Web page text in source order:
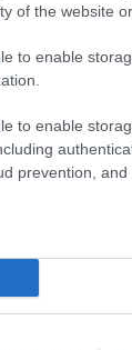
of the website
to enable
to enable
prevention, and